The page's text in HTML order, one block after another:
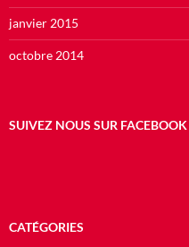
janvier 2015
octobre 2014
SUIVEZ NOUS SUR FACEBOOK
CATÉGORIES